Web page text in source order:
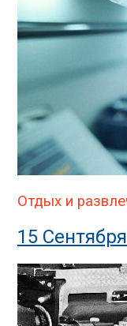
Отдых и
15